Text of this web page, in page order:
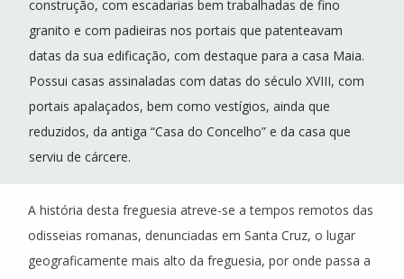
construção, com escadarias bem trabalhadas de fino
granito e com padieiras nos portais que patenteavam
datas da sua edificação, com destaque para a casa Maia.
Possui casas assinaladas com datas do século XVIII, com
portais apalaçados, bem como vestígios, ainda que
reduzidos, da antiga “Casa do Concelho” e da casa que
serviu de cárcere.
A história desta freguesia atreve-se a tempos remotos das
odisseias romanas, denunciadas em Santa Cruz, o lugar
geograficamente mais alto da freguesia, por onde passa a